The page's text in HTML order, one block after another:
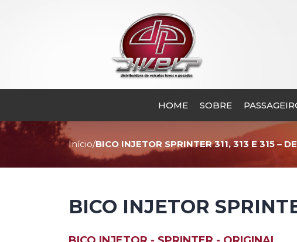
HOME SOBRE
BICO INJETOR
Início/BICO INJETOR SPRINTER 311, 313 E 315 –
BICO INJETOR